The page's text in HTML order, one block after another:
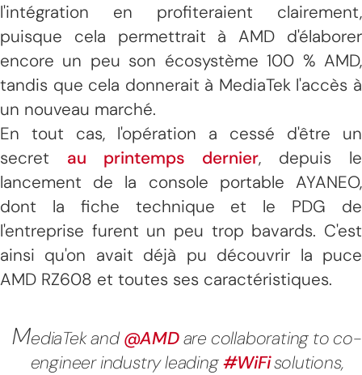
l'intégration en profiteraient clairement,
puisque cela permettrait à AMD d'élaborer
encore un peu son écosystème 100 % AMD,
tandis que cela donnerait à MediaTek l'accès à
un nouveau marché.
En tout cas, l'opération a cessé d'être un
secret au printemps dernier, depuis le
lancement de la console portable AYANEO,
dont la fiche technique et le PDG de
l'entreprise furent un peu trop bavards. C'est
ainsi qu'on avait déjà pu découvrir la puce
AMD RZ608 et toutes ses caractéristiques.
MediaTek and@AMDare collaborating to co-
engineer industry leading#WiFisolutions,